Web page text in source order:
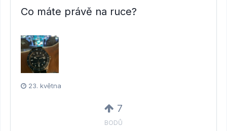
Co máte právě na ruce?
23. května
7
BODŮ